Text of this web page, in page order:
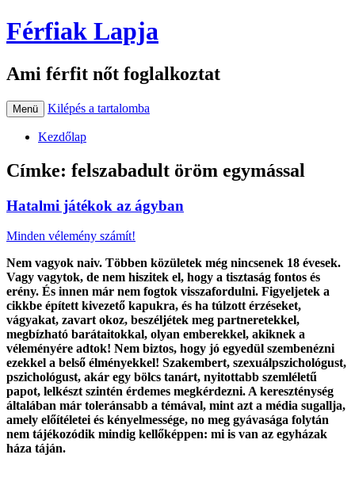
Férfiak Lapja
Ami férfit nőt foglalkoztat
Menü Kilépés a tartalomba
Kezdőlap
Címke: felszabadult öröm egymással
Hatalmi játékok az ágyban
Minden vélemény számít!
Nem vagyok naiv. Többen közületek még nincsenek 18 évesek.
Vagy vagytok, de nem hiszitek el, hogy a tisztaság fontos és
erény. És innen már nem fogtok visszafordulni. Figyeljetek a
cikkbe épített kivezető kapukra, és ha túlzott érzéseket,
vágyakat, zavart okoz, beszéljétek meg partneretekkel,
megbízható barátaitokkal, olyan emberekkel, akiknek a
véleményére adtok! Nem biztos, hogy jó egyedül szembenézni
ezekkel a belső élményekkel! Szakembert, szexuálpszichológust,
pszichológust, akár egy bölcs tanárt, nyitottabb szemléletű
papot, lelkészt szintén érdemes megkérdezni. A kereszténység
általában már toleránsabb a témával, mint azt a média sugallja,
amely előítéletei és kényelmessége, no meg gyávasága folytán
nem tájékozódik mindig kellőképpen: mi is van az egyházak
háza táján.